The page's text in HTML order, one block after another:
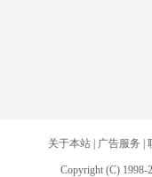
关于本站| 广告服务
Copyright (C) 1998-